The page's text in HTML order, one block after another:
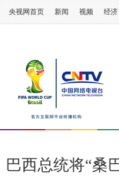
央视网首页 新闻 视频 经济
巴西总统将“桑